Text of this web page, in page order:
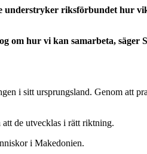
understryker riksförbundet hur
om hur vi kan samarbeta, säger
i sitt ursprungsland. Genom att
att de utvecklas i rätt riktning.
i Makedonien.